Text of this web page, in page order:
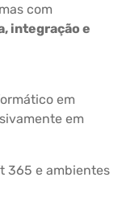
com
integração e
em
em
365 e ambientes